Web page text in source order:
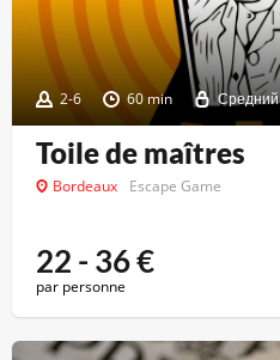
2-6 60 min Средний
Toile de maîtres
Bordeaux Escape Game
22 - 36€
par personne